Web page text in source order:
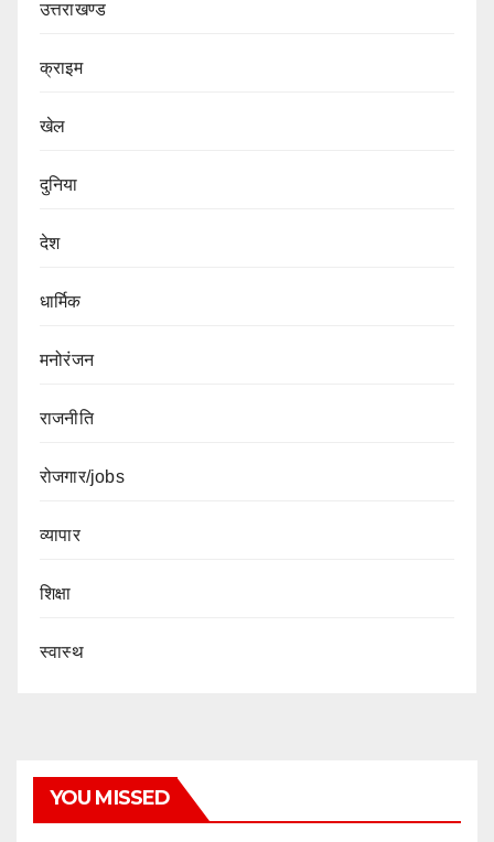
उत्तराखण्ड
क्राइम
खेल
दुनिया
देश
धार्मिक
मनोरंजन
राजनीति
रोजगार/jobs
व्यापार
शिक्षा
स्वास्थ
YOU MISSED